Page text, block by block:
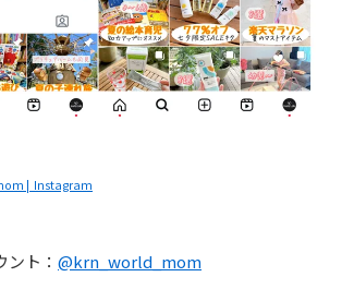
| Instagram
ト： @krn_world_mom